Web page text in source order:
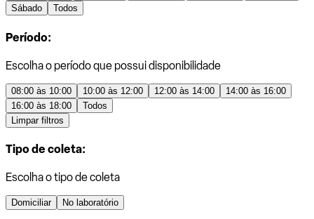
Sábado
Todos
Período:
Escolha o período que possui disponibilidade
08:00 às 10:00 10:00 às 12:00 12:00 às 14:00
14:00 às 16:00
16:00 às 18:00
Todos
Limpar filtros
Tipo de coleta:
Escolha o tipo de coleta
Domiciliar No laboratório